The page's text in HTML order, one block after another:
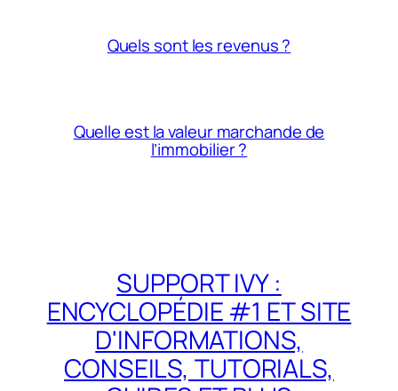
Quels sont les revenus ?
Quelle est la valeur marchande de
l’immobilier ?
SUPPORT IVY :
ENCYCLOPÉDIE #1 ET SITE
D'INFORMATIONS,
CONSEILS, TUTORIALS,